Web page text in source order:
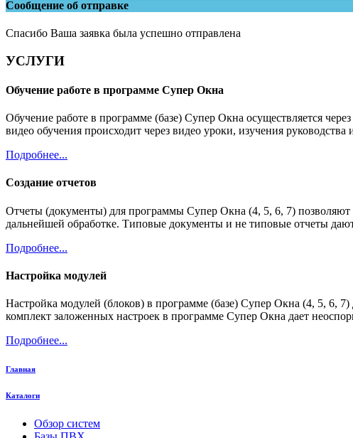
Сообщение об отправке
Спасибо Ваша заявка была успешно отправлена
УСЛУГИ
Обучение работе в программе Супер Окна
Обучение работе в программе (базе) Супер Окна осуществляется
видео обучения происходит через видео уроки, изучения руководства
Подробнее...
Создание отчетов
Отчеты (документы) для программы Супер Окна (4, 5, 6, 7) позволяют
дальнейшей обработке. Типовые документы и не типовые отчеты
Подробнее...
Настройка модулей
Настройка модулей (блоков) в программе (базе) Супер Окна (4, 5, 6,
комплект заложенных настроек в программе Супер Окна дает
Подробнее...
Главная
Каталоги
Обзор систем